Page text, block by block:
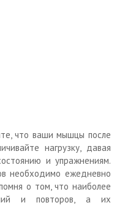
что ваши мышцы после
нагрузку, давая
и упражнениям.
необходимо ежедневно
о том, что наиболее
и повторов, а их